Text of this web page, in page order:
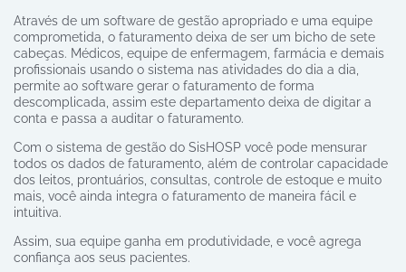
Através de um software de gestão apropriado e uma equipe
comprometida, o faturamento deixa de ser um bicho de sete
cabeças. Médicos, equipe de enfermagem, farmácia e demais
profissionais usando o sistema nas atividades do dia a dia,
permite ao software gerar o faturamento de forma
descomplicada, assim este departamento deixa de digitar a
conta e passa a auditar o faturamento.
Com o sistema de gestão do SisHOSP você pode mensurar
todos os dados de faturamento, além de controlar capacidade
dos leitos, prontuários, consultas, controle de estoque e muito
mais, você ainda integra o faturamento de maneira fácil e
intuitiva.
Assim, sua equipe ganha em produtividade, e você agrega
confiança aos seus pacientes.